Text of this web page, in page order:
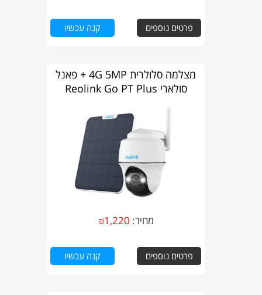
פרטים נוספים קנה עכשיו
מצלמה סלולרית 4G 5MP + פאנל
סולארי Reolink Go PT Plus
מחיר: ₪1,220
פרטים נוספים קנה עכשיו